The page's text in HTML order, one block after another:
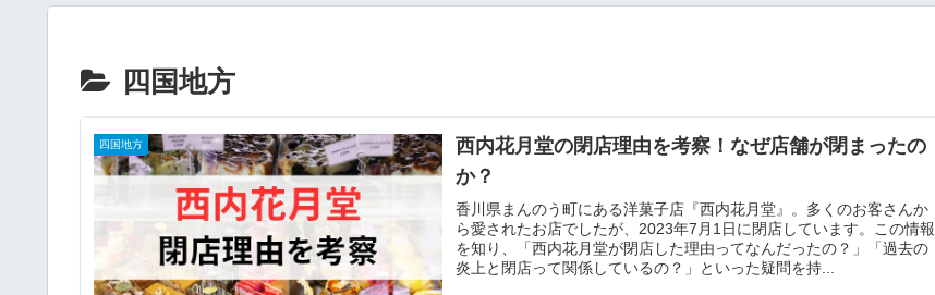
四国地方
四国地方
西内花月堂の閉店理由を考察！なぜ店舗が閉まったの
か？
香川県まんのう町にある洋菓子店『西内花月堂』。多くのお客さんか
ら愛されたお店でしたが、2023年7月1日に閉店しています。この情報
を知り、「西内花月堂が閉店した理由ってなんだったの？」「過去の
炎上と閉店って関係しているの？」といった疑問を持...